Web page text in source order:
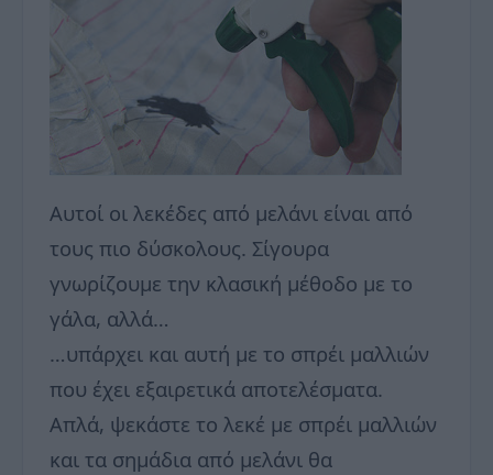
Αυτοί οι λεκέδες από μελάνι είναι από
τους πιο δύσκολους. Σίγουρα
γνωρίζουμε την κλασική μέθοδο με το
γάλα, αλλά…
…υπάρχει και αυτή με το σπρέι μαλλιών
που έχει εξαιρετικά αποτελέσματα.
Απλά, ψεκάστε το λεκέ με σπρέι μαλλιών
και τα σημάδια από μελάνι θα